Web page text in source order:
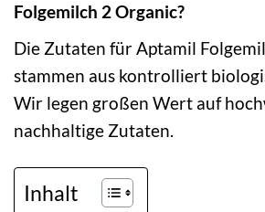
Folgemilch 2 Organic?
Die Zutaten für Aptamil
stammen aus kontrolliert
Wir legen großen Wert auf
nachhaltige Zutaten.
Inhalt